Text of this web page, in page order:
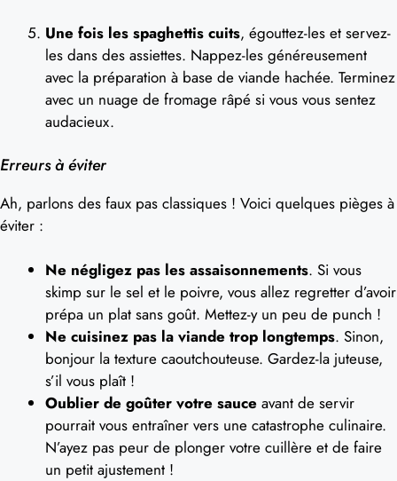
Une fois les spaghettis cuits, égouttez-les et servez-
les dans des assiettes. Nappez-les généreusement
avec la préparation à base de viande hachée. Terminez
avec un nuage de fromage râpé si vous vous sentez
audacieux.
Erreurs à éviter
Ah, parlons des faux pas classiques ! Voici quelques pièges à
éviter :
Ne négligez pas les assaisonnements. Si vous
skimp sur le sel et le poivre, vous allez regretter d’avoir
prépa un plat sans goût. Mettez-y un peu de punch !
Ne cuisinez pas la viande trop longtemps. Sinon,
bonjour la texture caoutchouteuse. Gardez-la juteuse,
s’il vous plaît !
Oublier de goûter votre sauce avant de servir
pourrait vous entraîner vers une catastrophe culinaire.
N’ayez pas peur de plonger votre cuillère et de faire
un petit ajustement !